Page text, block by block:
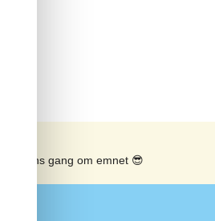
Se solens gang om emnet 😎